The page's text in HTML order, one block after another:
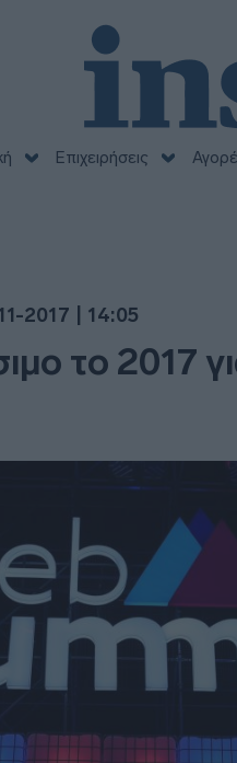
Επιχειρήσεις
2017 | 14:05
το 2017